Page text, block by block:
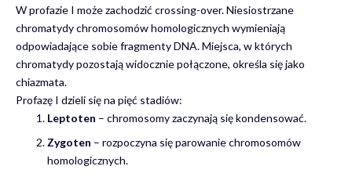
W profazie I może zachodzić crossing-over. Niesiostrzane
chromatydy chromosomów homologicznych wymieniają
odpowiadające sobie fragmenty DNA. Miejsca, w których
chromatydy pozostają widocznie połączone, określa się jako
chiazmata.
Profazę I dzieli się na pięć stadiów:
Leptoten – chromosomy zaczynają się kondensować.
Zygoten – rozpoczyna się parowanie chromosomów
homologicznych.